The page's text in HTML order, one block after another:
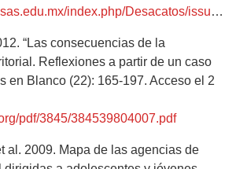
index.php/Desacatos/issue/view/70
“Las consecuencias de la
Reflexiones a partir de un caso
en Blanco (22): 165-197. Acceso el 2
pdf/3845/384539804007.pdf
al. 2009. Mapa de las agencias de